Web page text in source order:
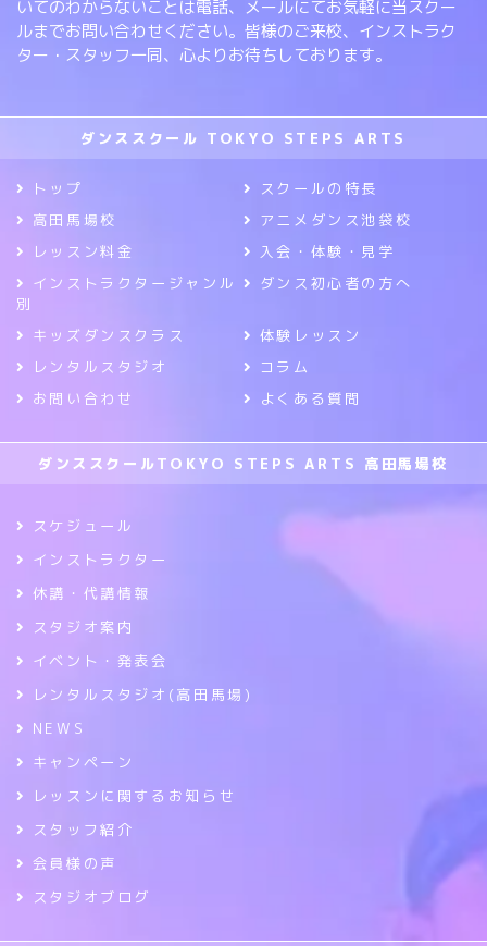
いてのわからないことは電話、メールにてお気軽に当スクー
ルまでお問い合わせください。皆様のご来校、インストラク
ター・スタッフ一同、心よりお待ちしております。
ダンススクール TOKYO STEPS ARTS
トップ
スクールの特長
高田馬場校
アニメダンス池袋校
レッスン料金
入会・体験・見学
インストラクタージャンル
別
ダンス初心者の方へ
キッズダンスクラス
体験レッスン
レンタルスタジオ
コラム
お問い合わせ
よくある質問
ダンススクールTOKYO STEPS ARTS 高田馬場校
スケジュール
インストラクター
休講・代講情報
スタジオ案内
イベント・発表会
レンタルスタジオ(高田馬場)
NEWS
キャンペーン
レッスンに関するお知らせ
スタッフ紹介
会員様の声
スタジオブログ